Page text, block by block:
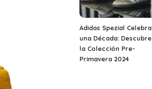
Adidas Spezial Celebra
una Década: Descubre
la Colección Pre-
Primavera 2024